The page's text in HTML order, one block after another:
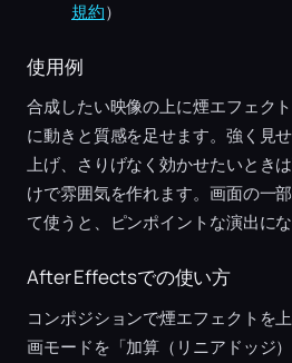
規約）
使用例
合成したい映像の上に煙エフェク
に動きと質感を足せます。強く見
上げ、さりげなく効かせたいとき
けで雰囲気を作れます。画面の一
て使うと、ピンポイントな演出にな
After Effectsでの使い方
コンポジションで煙エフェクトを
画モードを「加算（リニアドッジ